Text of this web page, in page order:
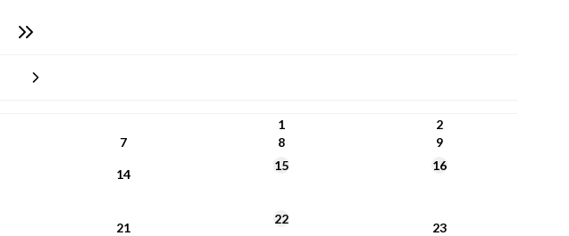
następny rok
następny miesiąc
1
2
7 8 9
14
15 16
21
22
23